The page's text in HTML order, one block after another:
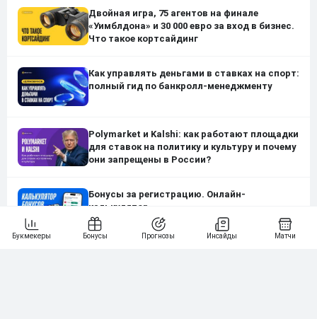
Двойная игра, 75 агентов на финале
«Уимблдона» и 30 000 евро за вход в бизнес.
Что такое кортсайдинг
Как управлять деньгами в ставках на спорт:
полный гид по банкролл-менеджменту
Polymarket и Kalshi: как работают площадки
для ставок на политику и культуру и почему
они запрещены в России?
Бонусы за регистрацию. Онлайн-
калькулятор